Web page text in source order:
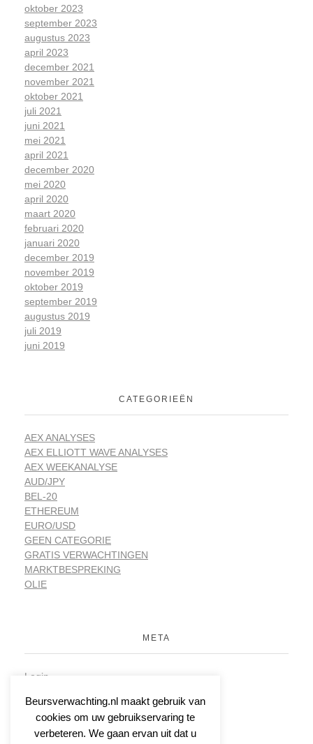
oktober 2023
september 2023
augustus 2023
april 2023
december 2021
november 2021
oktober 2021
juli 2021
juni 2021
mei 2021
april 2021
december 2020
mei 2020
april 2020
maart 2020
februari 2020
januari 2020
december 2019
november 2019
oktober 2019
september 2019
augustus 2019
juli 2019
juni 2019
CATEGORIEËN
AEX ANALYSES
AEX ELLIOTT WAVE ANALYSES
AEX WEEKANALYSE
AUD/JPY
BEL-20
ETHEREUM
EURO/USD
GEEN CATEGORIE
GRATIS VERWACHTINGEN
MARKTBESPREKING
OLIE
META
Login
Reacties feed
WordPress.org
Beursverwachting.nl maakt gebruik van
cookies om uw gebruikservaring te
verbeteren. We gaan ervan uit dat u